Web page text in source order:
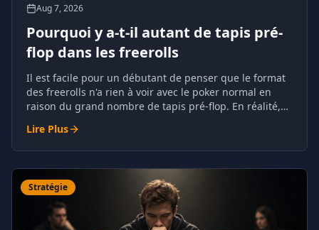
Aug 7, 2026
Pourquoi y a-t-il autant de tapis pré-
flop dans les freerolls
Il est facile pour un débutant de penser que le format
des freerolls n'a rien à voir avec le poker normal en
raison du grand nombre de tapis pré-flop. En réalité,
tout à fait naturel pour le poker.
Lire Plus
Stratégie